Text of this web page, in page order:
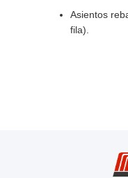
Asientos
fila).